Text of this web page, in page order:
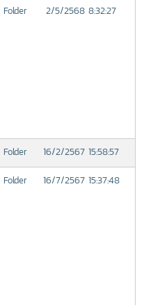
Folder 2/5/2568 8:32:27
Folder 16/2/2567 15:58:57
Folder 16/7/2567 15:37:48